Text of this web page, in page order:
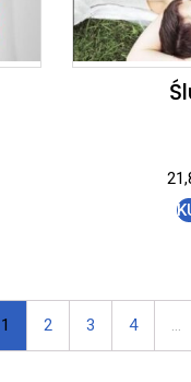
1 2 3 4 …